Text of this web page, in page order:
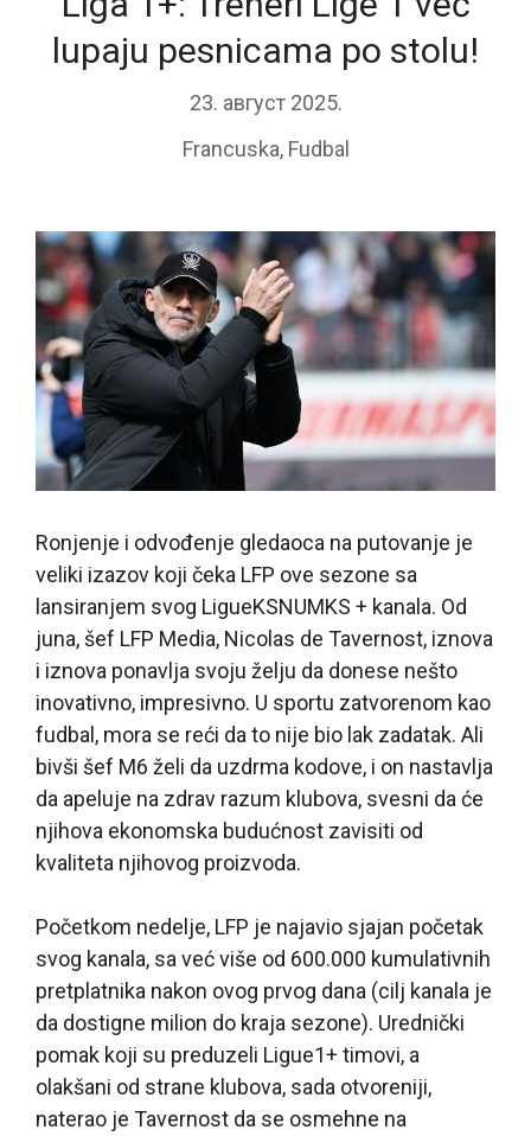
lupaju pesnicama po stolu!
23. август 2025.
Francuska, Fudbal
Ronjenje i odvođenje gledaoca na putovanje je
veliki izazov koji čeka LFP ove sezone sa
lansiranjem svog LigueKSNUMKS + kanala. Od
juna, šef LFP Media, Nicolas de Tavernost, iznova
i iznova ponavlja svoju želju da donese nešto
inovativno, impresivno. U sportu zatvorenom kao
fudbal, mora se reći da to nije bio lak zadatak. Ali
bivši šef M6 želi da uzdrma kodove, i on nastavlja
da apeluje na zdrav razum klubova, svesni da će
njihova ekonomska budućnost zavisiti od
kvaliteta njihovog proizvoda.
Početkom nedelje, LFP je najavio sjajan početak
svog kanala, sa već više od 600.000 kumulativnih
pretplatnika nakon ovog prvog dana (cilj kanala je
da dostigne milion do kraja sezone). Urednički
pomak koji su preduzeli Ligue1+ timovi, a
olakšani od strane klubova, sada otvoreniji,
naterao je Tavernost da se osmehne na